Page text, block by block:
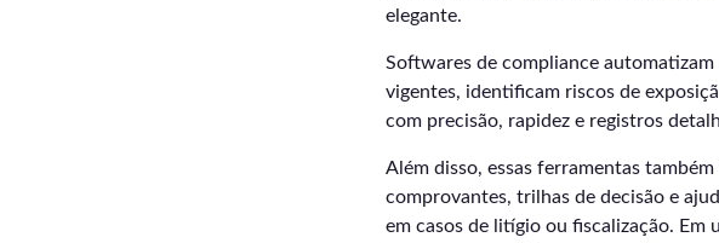
elegante.
Softwares de compliance automatizam
vigentes, identificam riscos de
com precisão, rapidez e registros
Além disso, essas ferramentas
comprovantes, trilhas de decisão e
em casos de litígio ou fiscalização. Em